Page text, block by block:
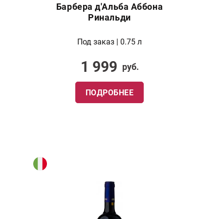
Барбера д'Альба Аббона
Ринальди
Под заказ | 0.75 л
1 999 руб.
ПОДРОБНЕЕ